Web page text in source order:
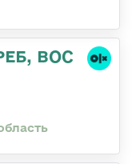
ВОС